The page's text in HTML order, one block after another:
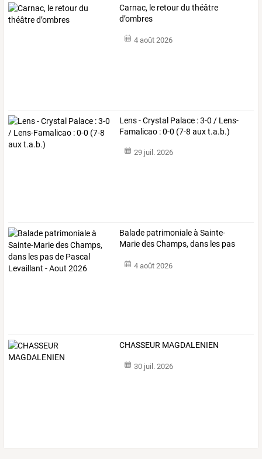
Carnac, le retour du théâtre
d’ombres
4 août 2026
Lens - Crystal Palace : 3-0 / Lens-
Famalicao : 0-0 (7-8 aux t.a.b.)
29 juil. 2026
Balade patrimonialeà Sainte-
MariedesChamps, dans les pas
4 août 2026
CHASSEUR MAGDALENIEN
30 juil. 2026